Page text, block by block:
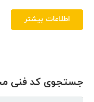
اطلاعات بیشتر
جستجوی کد فنی